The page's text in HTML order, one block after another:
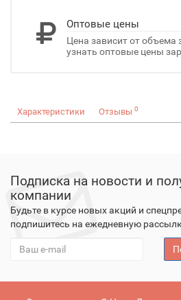
Оптовые цены
Цена зависит от объема
узнать оптовые цены
Характеристики Отзывы 0
Подписка на новости и
компании
Будьте в курсе новых акций и
подпишитесь на ежедневную